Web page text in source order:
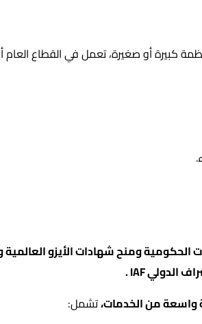
كبيرة أو صغيرة، تعمل في القطاع العام
ومنح شهادات الأيزو
واسعة من الخدمات،تشمل: